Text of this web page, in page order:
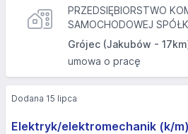
PRZEDSIĘBIORSTWO
SAMOCHODOWEJ
Grójec (Jakubów -
umowa o pracę
Elektryk/elektromechanik (k/m)
Dodana 15 lipca